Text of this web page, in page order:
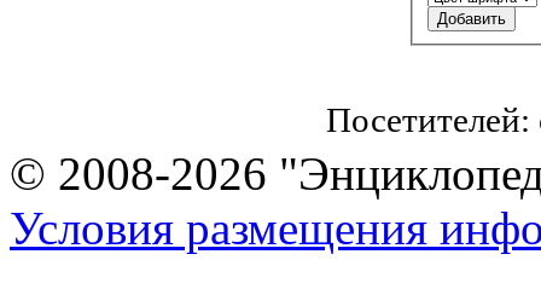
Посетителей:
© 2008-2026
Условия размещения